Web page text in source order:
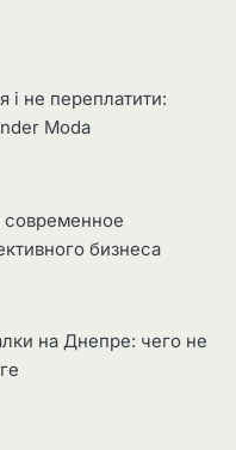
і не переплатити:
Moda
современное
бизнеса
на Днепре: чего не